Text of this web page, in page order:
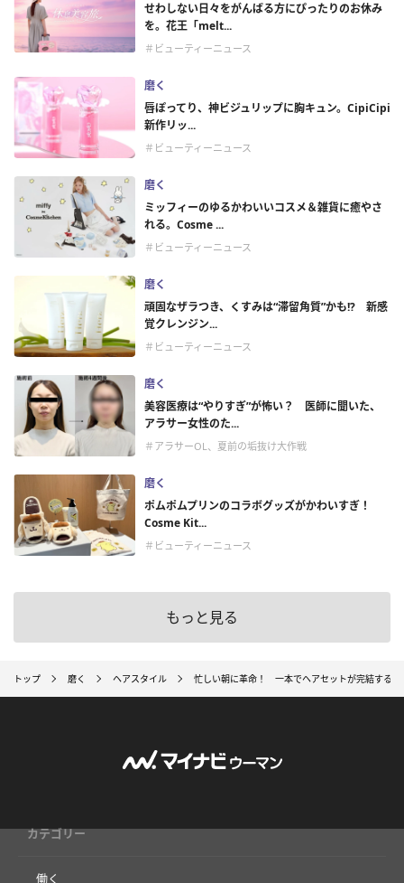
せわしない日々をがんばる方にぴったりのお休み
を。花王「melt...
＃ビューティーニュース
磨く
唇ぽってり、神ビジュリップに胸キュン。CipiCipi
新作リッ...
＃ビューティーニュース
磨く
ミッフィーのゆるかわいいコスメ＆雑貨に癒やさ
れる。Cosme ...
＃ビューティーニュース
磨く
頑固なザラつき、くすみは“滞留角質”かも!? 新感
覚クレンジン...
＃ビューティーニュース
磨く
美容医療は“やりすぎ”が怖い？ 医師に聞いた、
アラサー女性のた...
＃アラサーOL、夏前の垢抜け大作戦
磨く
ポムポムプリンのコラボグッズがかわいすぎ！
Cosme Kit...
＃ビューティーニュース
もっと見る
トップ 磨く ヘアスタイル 忙しい朝に革命！ 一本でヘアセットが完結するア
カテゴリー
働く